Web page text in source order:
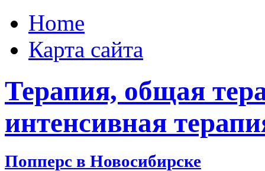
Home
Карта сайта
Терапия, общая
интенсивная
Попперс в Новосибирске